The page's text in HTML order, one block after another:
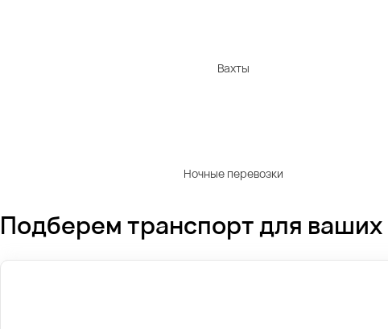
Вахты
Ночные перевозки
Подберем транспорт для ваших